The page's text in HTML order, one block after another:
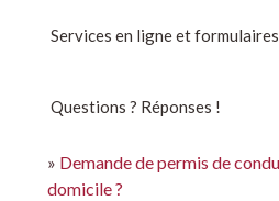
Services en ligne et formulaires
Questions ? Réponses !
Demande de permis de
domicile ?